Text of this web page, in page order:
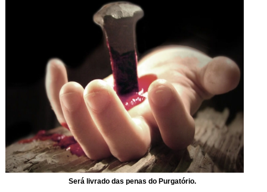
Será livrado das penas do Purgatório.